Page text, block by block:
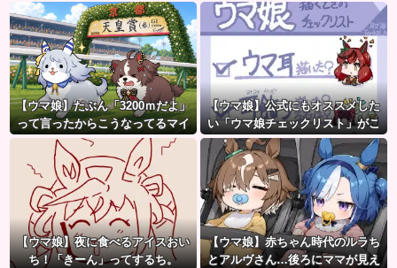
とかこれとか…」
【ウマ娘】たぶん「3200ｍだよ」
って言ったからこうなってるマイ
ル犬
【ウマ娘】公式にもオススメした
い「ウマ娘チェックリスト」がこ
ちら。
【ウマ娘】夜に食べるアイスおい
ち！「きーん」ってするち。
【ウマ娘】赤ちゃん時代のルラち
とアルヴさん…後ろにママが見え